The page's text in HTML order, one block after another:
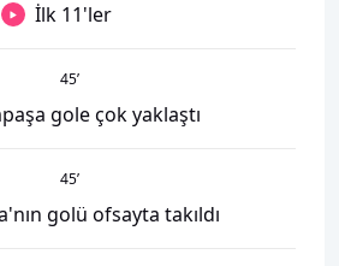
İlk 11'ler
45’
gole çok yaklaştı
45’
golü ofsayta takıldı